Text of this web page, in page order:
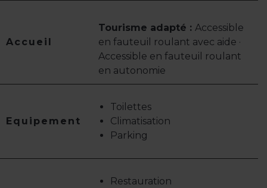
Accueil
Tourisme adapté : Accessible
en fauteuil roulant avec aide ·
Accessible en fauteuil roulant
en autonomie
Equipement
Toilettes
Climatisation
Parking
Restauration